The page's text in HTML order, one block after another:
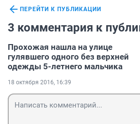
ПЕРЕЙТИ К ПУБЛИКАЦИИ
3 комментария к
Прохожая нашла на улице
гулявшего одного без верхней
одежды 5-летнего мальчика
18 октября 2016, 16:39